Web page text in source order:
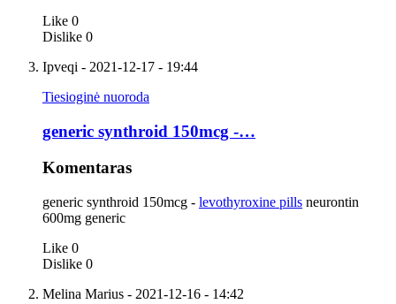
Like 0
Dislike 0
Ipveqi - 2021-12-17 - 19:44
Tiesioginė nuoroda
generic synthroid 150mcg -…
Komentaras
generic synthroid 150mcg - levothyroxine pills neurontin
600mg generic
Like 0
Dislike 0
Melina Marius - 2021-12-16 - 14:42